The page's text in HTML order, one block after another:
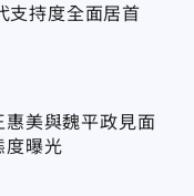
持度全面居首
美與魏平政見面
曝光